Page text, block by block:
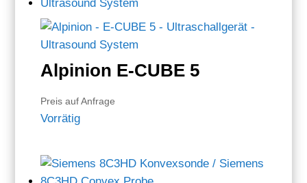
Alpinion E-CUBE 5
Preis auf Anfrage
Vorrätig